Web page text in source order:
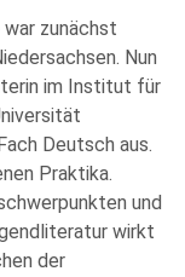
war zunächst
Nun
im Institut für
Deutsch aus.
Praktika.
und
wirkt
der